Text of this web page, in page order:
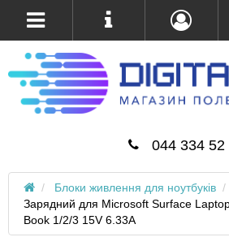
044 334 52
Блоки живлення для ноутбуків
Зарядний для Microsoft Surface
Book 1/2/3 15V 6.33A